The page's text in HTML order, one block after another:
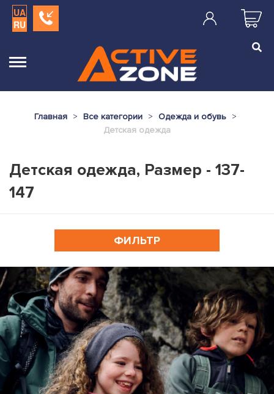
UA
RU
Главная Все категории
Одежда и обувь
Детская одежда
Детская одежда, Размер - 137-
147
ФИЛЬТР